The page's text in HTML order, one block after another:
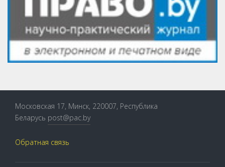
Московская 17, Минск, 220007, Республика
Беларусь post@pac.by
Обратная связь